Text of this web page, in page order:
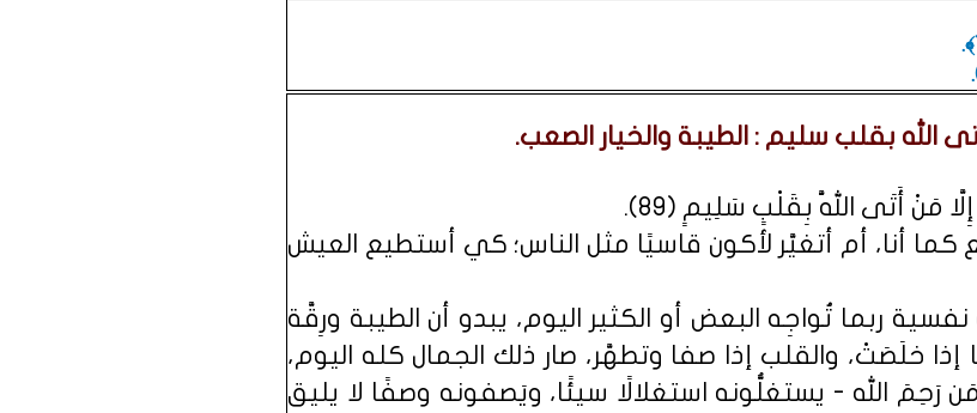
.
الله بقلب سليم : الطيبة والخيار الصعب.
مَنْ أَتَى اللَّهَ بِقَلْبٍ سَلِيمٍ (89).
كما أنا، أم أتغيَّر لأكون قاسيًا مثل الناس؛ كي أستطيع العيش
ربما تُواجِه البعض أو الكثير اليوم، يبدو أن الطيبة ورِقَّة
إذا خلَصَتْ، والقلب إذا صفا وتطهَّر، صار ذلك الجمال كله اليوم،
رَحِمَ الله - يستغلُّونه استغلالًا سيئًا، ويَصفونه وصفًا لا يليق